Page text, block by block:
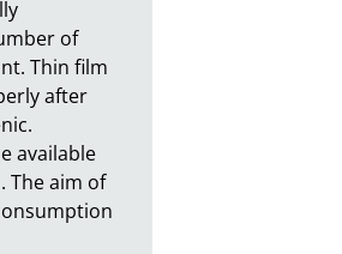
of
Thin film
after
available
The aim of